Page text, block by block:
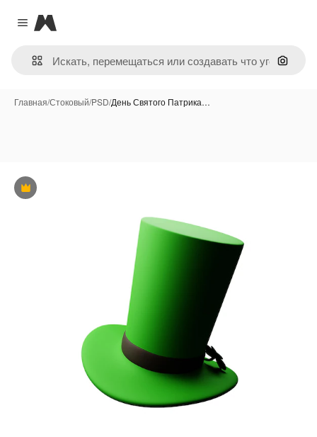
Close menu
Magnific
Поиск
Главная/Стоковый/PSD/День Святого Патрика…
Премиум